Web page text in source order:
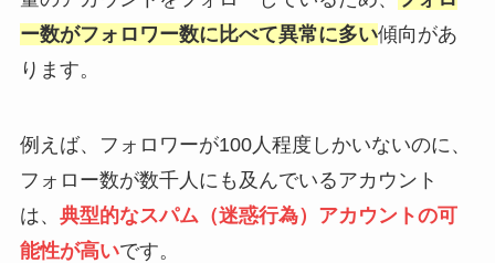
ー数がフォロワー数に比べて異常に多い傾向があ
ります。
例えば、フォロワーが100人程度しかいないのに、
フォロー数が数千人にも及んでいるアカウント
は、 典型的なスパム（迷惑行為）アカウントの可
能性が高いです。